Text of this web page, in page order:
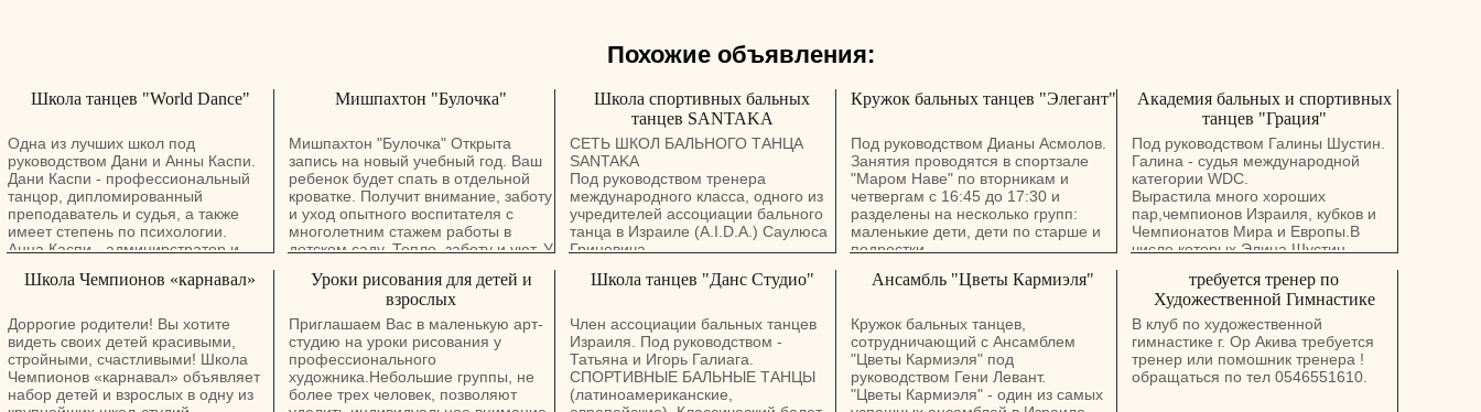
Похожие объявления:
Школа танцев "World Dance"
Одна из лучших школ под
руководством Дани и Анны Каспи.
Дани Каспи - профессиональный
танцор, дипломированный
преподаватель и судья, а также
имеет степень по психологии.
Анна Каспи - админирстратор и
выступлений и соревнований.
Мишпахтон "Булочка"
Мишпахтон "Булочка" Открыта
запись на новый учебный год. Ваш
ребенок будет спать в отдельной
кроватке. Получит внимание, заботу
и уход опытного воспитателя с
многолетним стажем работы в
детском саду. Тепло, заботу и уют, У
условия, Занятия для здоровья.
Вкусное питание, Забота,
воспитание, Книжки, музыка,
игрушки, Настоящие зверушки.
Ждём Вас и Вашего малыша, по
адресу: г. Холон, центр ул. Эрцог.
тел. 054-635-1067 Ирина.
Школа спортивных бальных
танцев SANTAKA
СЕТЬ ШКОЛ БАЛЬНОГО ТАНЦА
SANTAKA
Под руководством тренера
международного класса, одного из
учредителей ассоциации бального
танца в Израиле (A.I.D.A.) Саулюса
Гриневича.
Постановка свадебного танца.
Постановка танца.
На бар-мицвы и бат-мицвы.
Выступление профессиональных.
Пар на торжествах.
Педагоги студии уделяют внимание
Кружок бальных танцев "Элегант"
Под руководством Дианы Асмолов.
Занятия проводятся в спортзале
"Маром Наве" по вторникам и
четвергам с 16:45 до 17:30 и
разделены на несколько групп:
маленькие дети, дети по старше и
подростки.
Академия бальных и спортивных
танцев "Грация"
Под руководством Галины Шустин.
Галина - судья международной
категории WDC.
Вырастила много хороших
пар,чемпионов Израиля, кубков и
Чемпионатов Мира и Европы.В
числе которых Элина Шустин,
телевизионном шоу "Танцы со
звездами".
Преподавательский стаж работы 29
лет.
Организатор Чемпионата Европа
IDSA 2012 (Израиль, Ашдод)
Школа Чемпионов «карнавал»
Доррогие родители! Вы хотите
видеть своих детей красивыми,
стройными, счастливыми! Школа
Чемпионов «карнавал» объявляет
набор детей и взрослых в одну из
Уроки рисования для детей и
взрослых
Приглашаем Вас в маленькую арт-
студию на уроки рисования у
профессионального
художника.Небольшие группы, не
более трех человек, позволяют
Школа танцев "Данс Студио"
Член ассоциации бальных танцев
Израиля. Под руководством -
Татьяна и Игорь Галиага.
СПОРТИВНЫЕ БАЛЬНЫЕ ТАНЦЫ
(латиноамериканские,
Ансамбль "Цветы Кармиэля"
Кружок бальных танцев,
сотрудничающий с Ансамблем
"Цветы Кармиэля" под
руководством Гени Левант.
"Цветы Кармиэля" - один из самых
требуется тренер по
Художественной Гимнастике
В клуб по художественной
гимнастике г. Ор Акива требуется
тренер или помошник тренера !
обращаться по тел 0546551610.